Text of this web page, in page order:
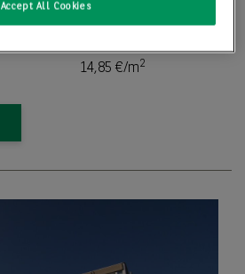
270,00 m
14,85 €/m2
Accept All Cookies